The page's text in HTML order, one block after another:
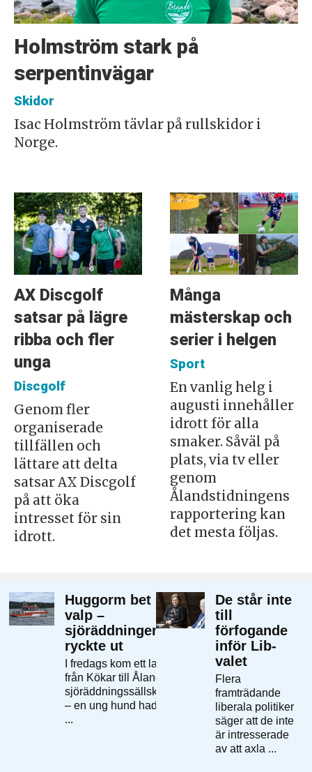
Holmström stark på
serpentinvägar
Skidor
Isac Holmström tävlar på rullskidor i
Norge.
AX Discgolf
satsar på lägre
ribba och fler
unga
Discgolf
Genom fler
organiserade
tillfällen och
lättare att delta
satsar AX Discgolf
på att öka
intresset för sin
idrott.
Många
mästerskap och
serier i helgen
Sport
En vanlig helg i
augusti innehåller
idrott för alla
smaker. Såväl på
plats, via tv eller
genom
Ålandstidningens
rapportering kan
det mesta följas.